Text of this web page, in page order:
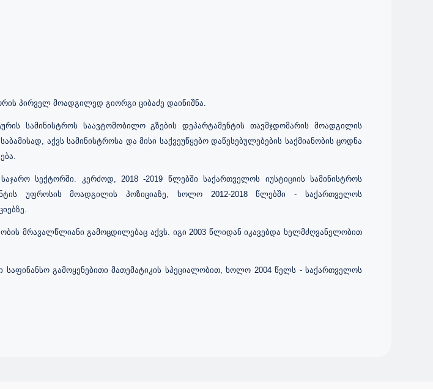
პირველ მოადგილედ გიორგი ციბაძე დაინიშნა.
სამინისტროს საავტომობილო გზების დეპარტამენტის თავმჯდომარის მოადგილის
აქვს სამინისტროსა და მისი საქვეუწყებო დაწესებულებების საქმიანობის ცოდნა
სექტორში. კერძოდ, 2018 -2019 წლებში საქართველოს იუსტიციის სამინისტროს
უფროსის მოადგილის პოზიციაზე, ხოლო 2012-2018 წლებში - საქართველოს
მრავალწლიანი გამოცდილებაც აქვს. იგი 2003 წლიდან იკავებდა ხელმძღვანელობით
გამოყენებითი მათემატიკის სპეციალობით, ხოლო 2004 წელს - საქართველოს